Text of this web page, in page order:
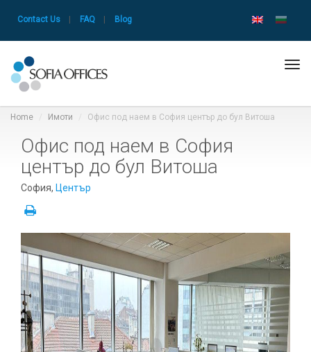
Contact Us FAQ Blog
Home Имоти Офис под наем в София център до бул Витоша
Офис под наем в София
център до бул Витоша
София, Център